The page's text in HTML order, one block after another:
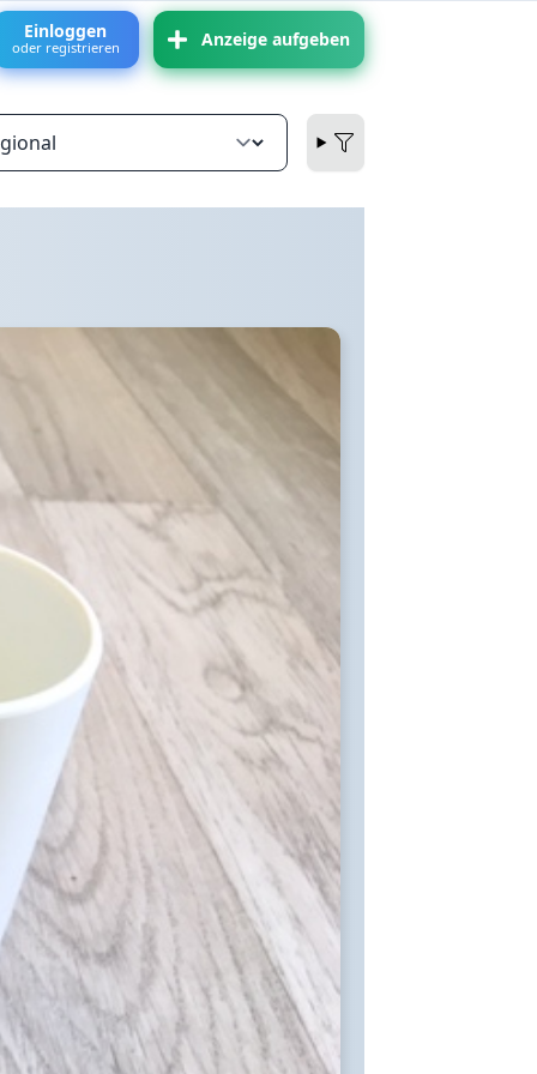
Einloggen
oder registrieren Anzeige aufgeben